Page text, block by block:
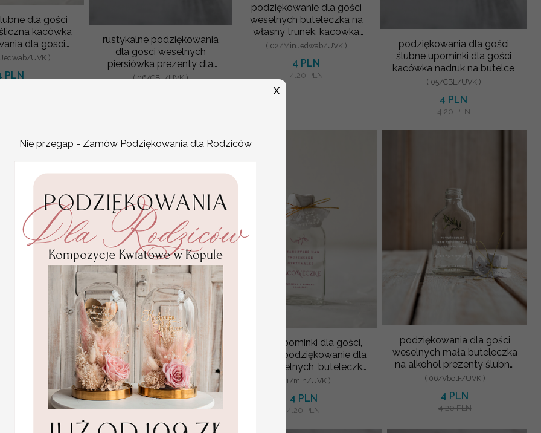
dla gości
kacówka
dla gosci
UVK )
PLN
rustykalne podziękowania
dla gosci weselnych
piersiówka prezenty dla
gosci weselnych wydruk UV
( 06/CBL/UVK )
podziękowanie dla gości
weselnych buteleczka na
własny trunek, kacowka
podziękowania dla gosci
( 02/MinJedwab/UVK )
4 PLN
4.20 PLN
podziękowania dla gości
ślubne upominki dla gości
kacówka nadruk na butelce
( 05/CBL/UVK )
4 PLN
4.20 PLN
dla gości
na
butelka
dla gosci na
UVK )
podziękowania dla gości
słoiczki z nadrukiem uv
( 01/słMuv/MD )
5 PLN
5.50 PLN
ślubne upominki dla gości,
kacówka podziękowanie dla
gości weselnych, buteleczka
na własny trunek
( 01/min/UVK )
4 PLN
4.20 PLN
podziękowania dla gości
weselnych mała buteleczka
na alkohol prezenty ślubne
dla gości weselnych nad
( 06/VbotF/UVK )
4 PLN
4.20 PLN
Nie przegap - Zamów Podziękowania dla Rodziców
X